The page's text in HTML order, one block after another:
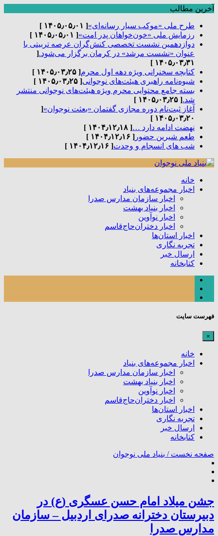
آخرین مطالب
طرح ملی «موکب سیار رسانه‌ای»[ ۱۴۰۵٫۰۵٫۰۱ ]
رزمایش ملی «خون‌خواهان پدر امت»[ ۱۴۰۵٫۰۵٫۰۱ ]
دوازدهمین نشست تخصصی کنش‌گران عرصه تربیتی با
عنوان «نشست مرشد» در کرمان برگزار می‌شود.[
۱۴۰۵٫۰۳٫۳۱ ]
کتابچه سخنرانی ویژه دهه اول محرم[ ۱۴۰۵٫۰۳٫۲۵ ]
شیوه‌نامه راهبری هیئت‌های نوجوانی[ ۱۴۰۵٫۰۳٫۲۵ ]
بسته جامع محتوایی محرم ویژه هیئت‌های نوجوانی منتشر
شد.[ ۱۴۰۵٫۰۳٫۲۵ ]
آغاز ثبت‌نام دوره مجازی گفتمان «بعثت نوجوان»[
۱۴۰۵٫۰۳٫۲۰ ]
نهضت ادامه دارد …[ ۱۴۰۴٫۱۲٫۱۸ ]
طعم شیرین حضور [ ۱۴۰۴٫۱۲٫۱۶ ]
شب های انسجام و وحدت[ ۱۴۰۴٫۱۲٫۱۶ ]
خانه
اخبار مجموعه‌های بنیاد
اخبار سازمان مدارس صدرا
اخبار بنیاد بهشت
اخبار نوآوین
اخبار دختران‌حاج‌قاسم
اخبار استان‌ها
تجربه نگاری
ارسال خبر
کتابخانه
فهرست سایت
×
خانه
اخبار مجموعه‌های بنیاد
اخبار سازمان مدارس صدرا
اخبار بنیاد بهشت
اخبار نوآوین
اخبار دختران‌حاج‌قاسم
اخبار استان‌ها
تجربه نگاری
ارسال خبر
کتابخانه
صفحه نخست / بنیاد ملی نوجوان
جشن میلاد امام حسن عسگری (ع) در
دبیرستان دخترانه صدرای اردبیل – سازمان
مدارس صدرا